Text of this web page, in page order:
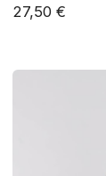
27,50 €